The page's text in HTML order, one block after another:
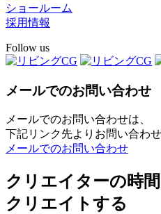
ショールーム
採用情報
Follow us
メールでのお問い合わせ
メールでのお問い合わせは、
下記リンク先よりお問い合わせ
メールでのお問い合わせ
クリエイターの時
クリエイトする